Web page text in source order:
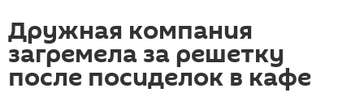
Дружная компания
загремела за решетку
после посиделок в кафе